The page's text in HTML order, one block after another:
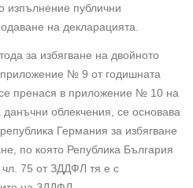
изпълнение публични
на декларацията.
за избягване на двойното
№ 9 от годишната
пренася в приложение № 10 на
облекчения, се основава
Германия за избягване
по която Република България
чл. 75 от ЗДДФЛ тя е с